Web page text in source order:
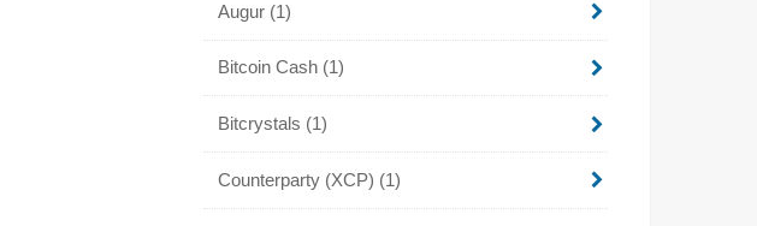
Augur (1)
Bitcoin Cash (1)
Bitcrystals (1)
Counterparty (XCP) (1)